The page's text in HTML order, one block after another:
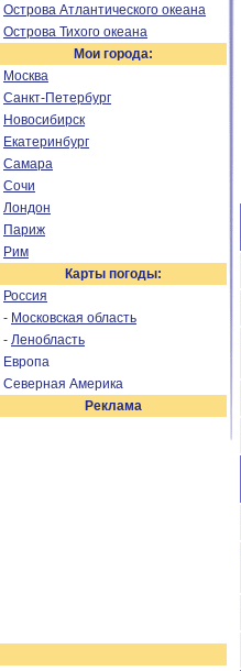
Острова Атлантического океана
Острова Тихого океана
Мои города:
Москва
Санкт-Петербург
Новосибирск
Екатеринбург
Самара
Сочи
Лондон
Париж
Рим
Карты погоды:
Россия
- Московская область
- Ленобласть
Европа
Северная Америка
Реклама